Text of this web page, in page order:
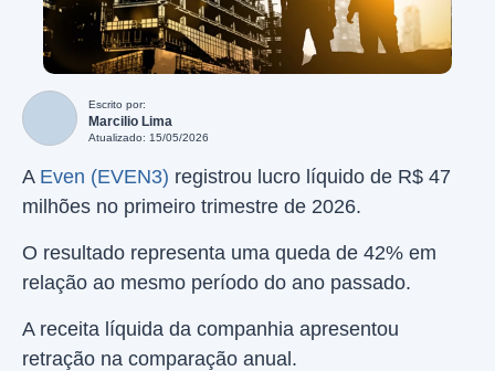
Escrito por:
Marcilio Lima
Atualizado: 15/05/2026
A Even (EVEN3) registrou lucro líquido de R$ 47
milhões no primeiro trimestre de 2026.
O resultado representa uma queda de 42% em
relação ao mesmo período do ano passado.
A receita líquida da companhia apresentou
retração na comparação anual.